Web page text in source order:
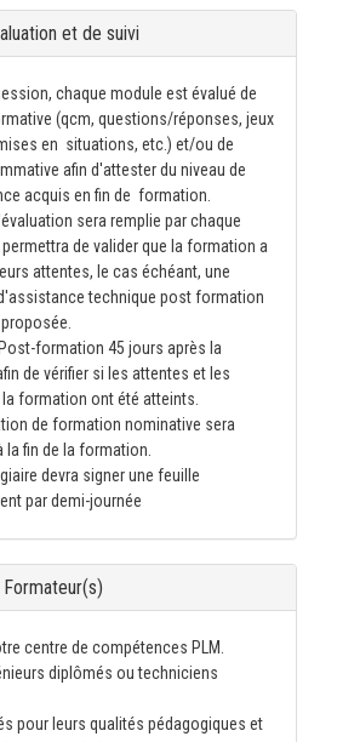
et de suivi
chaque module est évalué de
(qcm, questions/réponses, jeux
en situations, etc.) et/ou de
afin d'attester du niveau de
acquis en fin de formation.
sera remplie par chaque
de valider que la formation a
attentes, le cas échéant, une
technique post formation
formation 45 jours après la
de vérifier si les attentes et les
formation ont été atteints.
de formation nominative sera
la fin de la formation.
devra signer une feuille
par demi-journée
centre de compétences PLM.
diplômés ou techniciens
pour leurs qualités pédagogiques et